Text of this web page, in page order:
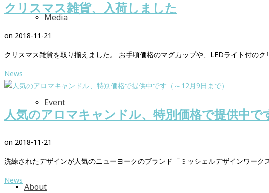
Media
Event
About
クリスマス雑貨、入荷しました
on 2018-11-21
クリスマス雑貨を取り揃えました。 お手頃価格のマグカップや、LEDライト付のク
News
人気のアロマキャンドル、特別価格で提供中で
on 2018-11-21
洗練されたデザインが人気のニューヨークのブランド「ミッシェルデザインワーク
News